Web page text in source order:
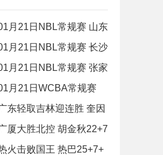
月21日NBL常规赛 山东
全场集锦
月21日NBL常规赛 长沙
裕清酒 全场集锦
月21日NBL常规赛 张家
文旅 全场集锦
月21日WCBA常规赛
东女篮 全场集锦
东轻取吉林迎连胜 奎因
伟泽27分
厦大胜北控 胡金秋22+7
3火击败国王 热巴25+7+